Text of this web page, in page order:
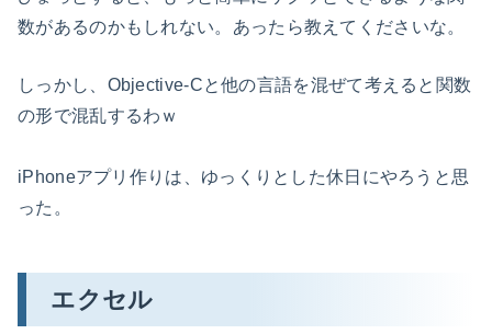
数があるのかもしれない。あったら教えてくださいな。
しっかし、Objective-Cと他の言語を混ぜて考えると関数
の形で混乱するわｗ
iPhoneアプリ作りは、ゆっくりとした休日にやろうと思
った。
エクセル